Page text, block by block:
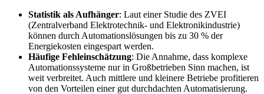
Statistik als Aufhänger: Laut einer Studie des ZVEI
(Zentralverband Elektrotechnik- und Elektronikindustrie)
können durch Automationslösungen bis zu 30 % der
Energiekosten eingespart werden.
Häufige Fehleinschätzung: Die Annahme, dass komplexe
Automationssysteme nur in Großbetrieben Sinn machen, ist
weit verbreitet. Auch mittlere und kleinere Betriebe profitieren
von den Vorteilen einer gut durchdachten Automatisierung.